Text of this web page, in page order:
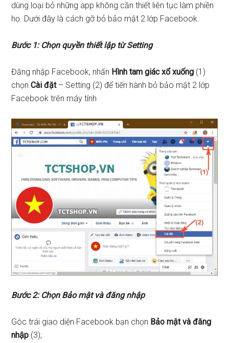
dùng loại bỏ những app không cần thiết liên tục làm phiền
họ. Dưới đây là cách gỡ bỏ bảo mật 2 lớp Facebook.
Bước 1: Chọn quyền thiết lập từ Setting
Đăng nhập Facebook, nhấn Hình tam giác xổ xuống (1)
chọnCài đặt– Setting (2) để tiến hành bỏ bảo mật 2 lớp
Facebook trên máy tính
Bước 2: Chọn Bảo mật và đăng nhập
Góc trái giao diện Facebook bạn chọn Bảo mật và đăng
nhập (3);